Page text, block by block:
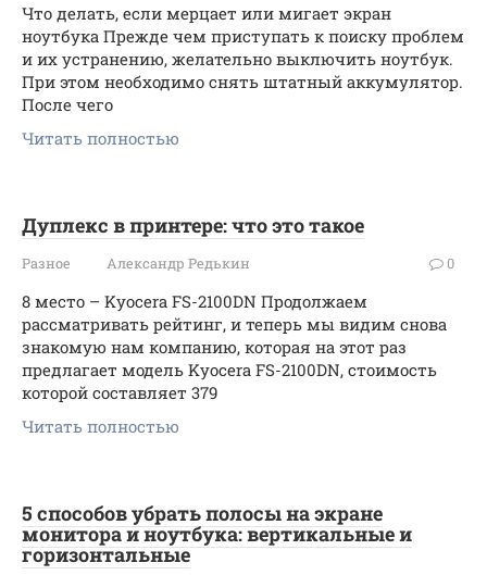
Что делать, если мерцает или мигает экран
ноутбука Прежде чем приступать к поиску проблем
и их устранению, желательно выключить ноутбук.
При этом необходимо снять штатный аккумулятор.
После чего
Читать полностью
Дуплекс в принтере: что это такое
Разное Александр Редькин 0
8 место – Kyocera FS-2100DN Продолжаем
рассматривать рейтинг, и теперь мы видим снова
знакомую нам компанию, которая на этот раз
предлагает модель Kyocera FS-2100DN, стоимость
которой составляет 379
Читать полностью
5 способов убрать полосы на экране
монитора и ноутбука: вертикальные и
горизонтальные